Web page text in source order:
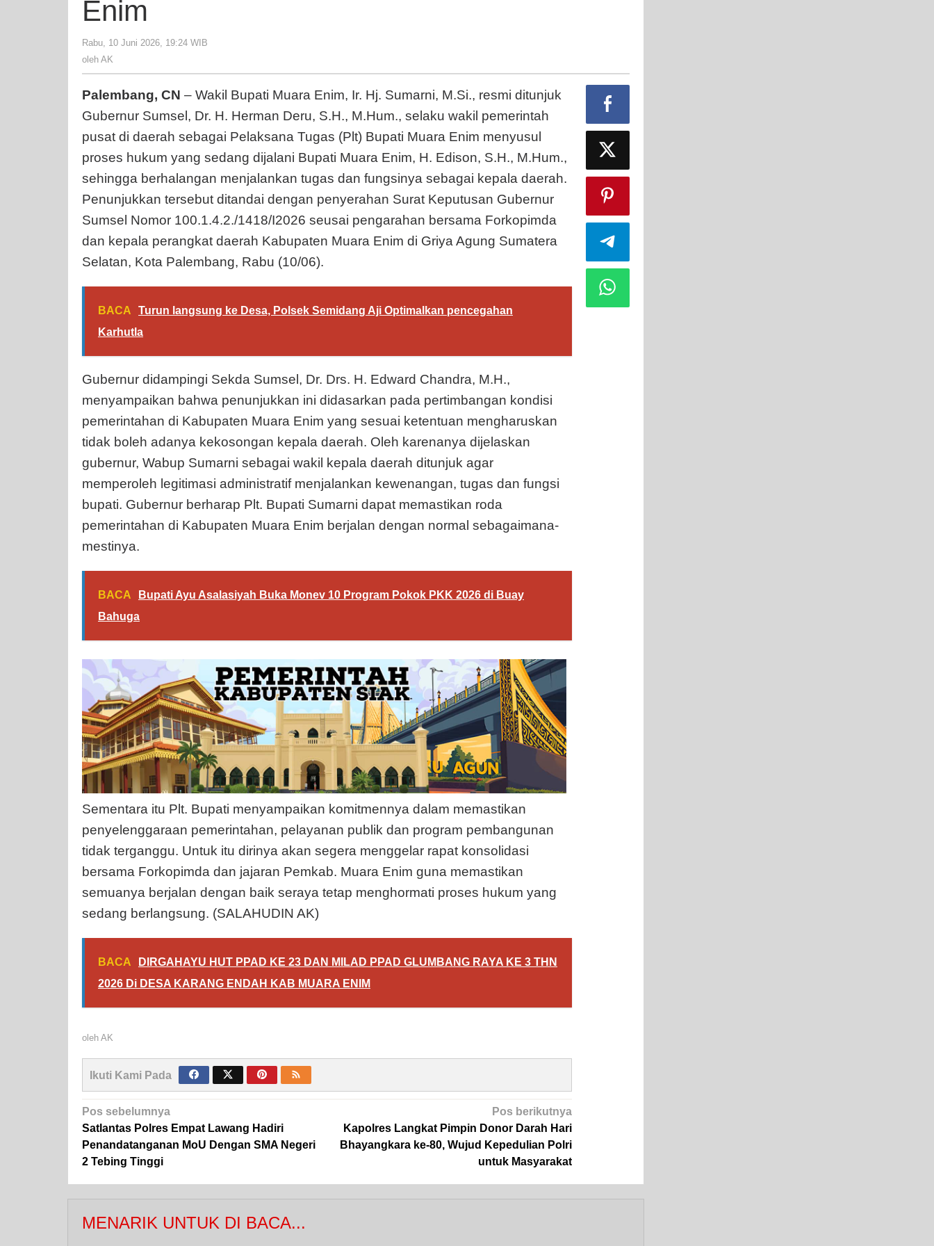
Enim
Rabu, 10 Juni 2026, 19:24 WIB
oleh AK
Palembang, CN – Wakil Bupati Muara Enim, Ir. Hj. Sumarni, M.Si., resmi ditunjuk
Gubernur Sumsel, Dr. H. Herman Deru, S.H., M.Hum., selaku wakil pemerintah
pusat di daerah sebagai Pelaksana Tugas (Plt) Bupati Muara Enim menyusul
proses hukum yang sedang dijalani Bupati Muara Enim, H. Edison, S.H., M.Hum.,
sehingga berhalangan menjalankan tugas dan fungsinya sebagai kepala daerah.
Penunjukkan tersebut ditandai dengan penyerahan Surat Keputusan Gubernur
Sumsel Nomor 100.1.4.2./1418/I2026 seusai pengarahan bersama Forkopimda
dan kepala perangkat daerah Kabupaten Muara Enim di Griya Agung Sumatera
Selatan, Kota Palembang, Rabu (10/06).
BACA
Turun langsung ke Desa, Polsek Semidang Aji Optimalkan pencegahan
Karhutla
Gubernur didampingi Sekda Sumsel, Dr. Drs. H. Edward Chandra, M.H.,
menyampaikan bahwa penunjukkan ini didasarkan pada pertimbangan kondisi
pemerintahan di Kabupaten Muara Enim yang sesuai ketentuan mengharuskan
tidak boleh adanya kekosongan kepala daerah. Oleh karenanya dijelaskan
gubernur, Wabup Sumarni sebagai wakil kepala daerah ditunjuk agar
memperoleh legitimasi administratif menjalankan kewenangan, tugas dan fungsi
bupati. Gubernur berharap Plt. Bupati Sumarni dapat memastikan roda
pemerintahan di Kabupaten Muara Enim berjalan dengan normal sebagaimana-
mestinya.
BACA
Bupati Ayu Asalasiyah Buka Monev 10 Program Pokok PKK 2026 di Buay
Bahuga
Sementara itu Plt. Bupati menyampaikan komitmennya dalam memastikan
penyelenggaraan pemerintahan, pelayanan publik dan program pembangunan
tidak terganggu. Untuk itu dirinya akan segera menggelar rapat konsolidasi
bersama Forkopimda dan jajaran Pemkab. Muara Enim guna memastikan
semuanya berjalan dengan baik seraya tetap menghormati proses hukum yang
sedang berlangsung. (SALAHUDIN AK)
BACA
DIRGAHAYU HUT PPAD KE 23 DAN MILAD PPAD GLUMBANG RAYA KE 3 THN
2026 Di DESA KARANG ENDAH KAB MUARA ENIM
oleh AK
Ikuti Kami Pada
Navigasi
pos
Pos sebelumnya
Satlantas Polres Empat Lawang Hadiri
Penandatanganan MoU Dengan SMA Negeri
2 Tebing Tinggi
Pos berikutnya
Kapolres Langkat Pimpin Donor Darah Hari
Bhayangkara ke-80, Wujud Kepedulian Polri
untuk Masyarakat
MENARIK UNTUK DI BACA...